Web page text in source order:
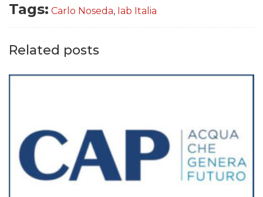
Tags: Carlo Noseda, Iab Italia
Related posts